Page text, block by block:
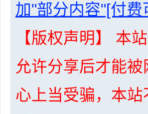
加"部分内容"[付费
【版权声明】 本
允许分享后才能
心上当受骗，本